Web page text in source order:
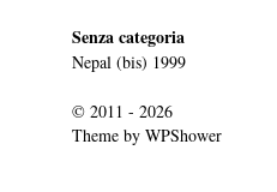
Senza categoria
Nepal (bis) 1999
© 2011 - 2026
Theme by WPShower